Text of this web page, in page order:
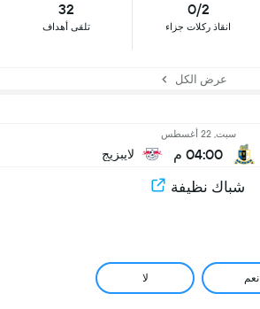
0/2
انقاذ ركلات جزاء
32
تلقى أهداف
عرض الكل
سبت, 22 أغسطس
04:00 م لايبزيج
شباك نظيفة
نعم لا